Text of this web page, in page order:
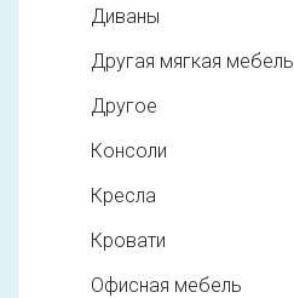
Диваны
Другая мягкая мебель
Другое
Консоли
Кресла
Кровати
Офисная мебель